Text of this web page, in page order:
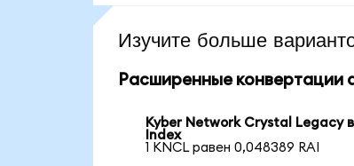
Изучите больше
Расширенные конвертации
Kyber Network Crystal Legacy
Index
1 KNCL равен 0,048389 RAI